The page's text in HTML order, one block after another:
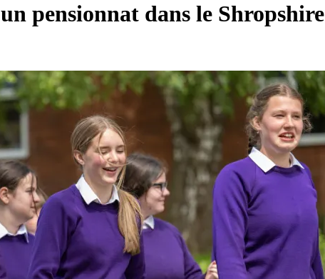
pensionnat dans le Shropshire